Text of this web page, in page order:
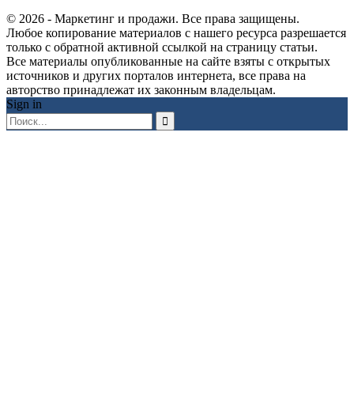
© 2026 - Маркетинг и продажи. Все права защищены.
Любое копирование материалов с нашего ресурса разрешается
только с обратной активной ссылкой на страницу статьи.
Все материалы опубликованные на сайте взяты с открытых
источников и других порталов интернета, все права на
авторство принадлежат их законным владельцам.
Sign in